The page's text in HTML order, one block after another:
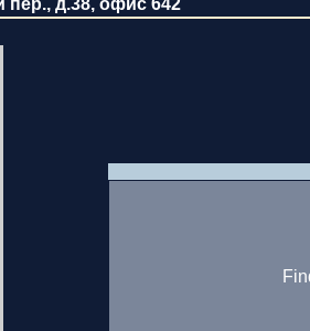
пер., д.38, офис 642